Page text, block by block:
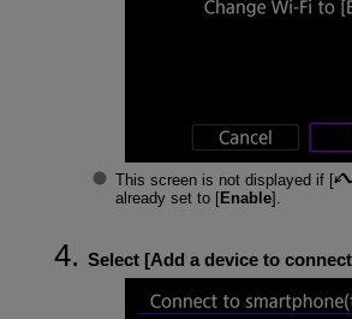
This screen is not displayed if [
already set to [Enable].
Select [Add a device to